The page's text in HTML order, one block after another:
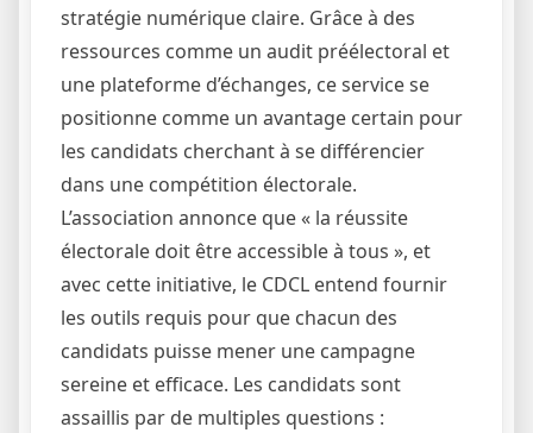
stratégie numérique claire. Grâce à des
ressources comme un audit préélectoral et
une plateforme d’échanges, ce service se
positionne comme un avantage certain pour
les candidats cherchant à se différencier
dans une compétition électorale.
L’association annonce que « la réussite
électorale doit être accessible à tous », et
avec cette initiative, le CDCL entend fournir
les outils requis pour que chacun des
candidats puisse mener une campagne
sereine et efficace. Les candidats sont
assaillis par de multiples questions :